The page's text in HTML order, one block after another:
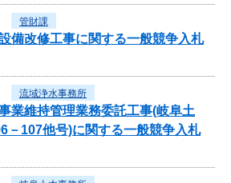
管財課
備改修工事に関する一般競争入札
流域浄水事務所
業維持管理業務委託工事(岐阜土
－107他号)に関する一般競争入札